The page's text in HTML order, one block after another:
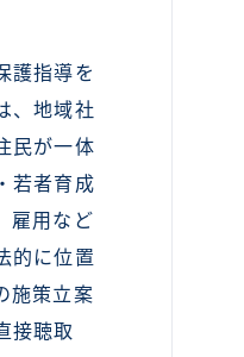
護指導を
、地域社
民が一体
若者育成
雇用など
的に位置
施策立案
接聴取